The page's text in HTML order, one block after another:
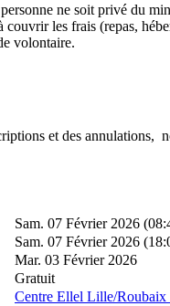
ne soit privé du
les frais (repas,
volontaire.
et des
Sam. 07 Février 2026
Sam. 07 Février 2026
Mar. 03 Février 2026
Gratuit
Centre Ellel Lille/Roubaix